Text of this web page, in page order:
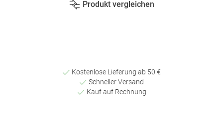
Produkt vergleichen
Kostenlose Lieferung ab 50 €
Schneller Versand
Kauf auf Rechnung